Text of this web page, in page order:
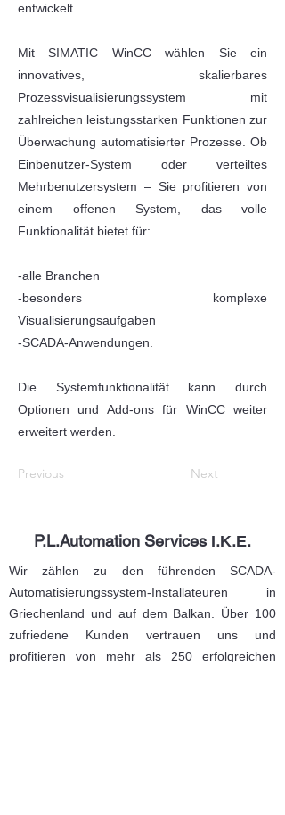
entwickelt.
Mit SIMATIC WinCC wählen Sie ein
innovatives, skalierbares
Prozessvisualisierungssystem mit
zahlreichen leistungsstarken Funktionen zur
Überwachung automatisierter Prozesse. Ob
Einbenutzer-System oder verteiltes
Mehrbenutzersystem – Sie profitieren von
einem offenen System, das volle
Funktionalität bietet für:
-alle Branchen
-besonders komplexe
Visualisierungsaufgaben
-SCADA-Anwendungen.
Die Systemfunktionalität kann durch
Optionen und Add-ons für WinCC weiter
erweitert werden.
Previous Next
P.L.Automation Services Ι.Κ.Ε.
Wir zählen zu den führenden SCADA-
Automatisierungssystem-Installateuren in
Griechenland und auf dem Balkan. Über 100
zufriedene Kunden vertrauen uns und
profitieren von mehr als 250 erfolgreichen